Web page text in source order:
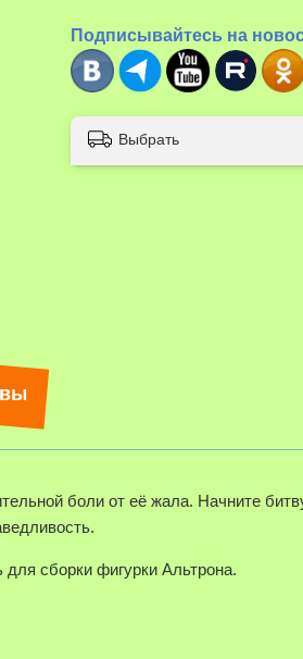
Подписывайтесь на
Выбрать
боли от её жала. Начните
сборки фигурки Альтрона.